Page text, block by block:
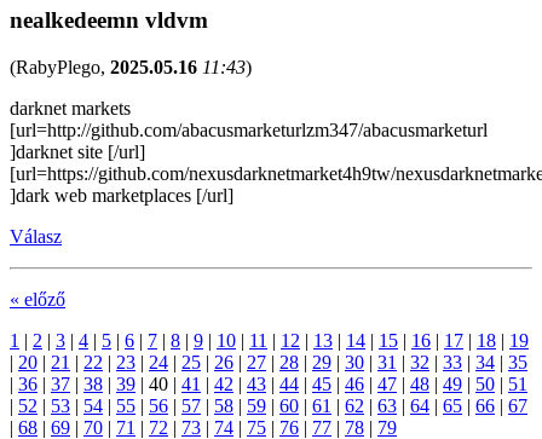
nealkedeemn vldvm
(RabyPlego, 2025.05.16 11:43)
darknet markets
[url=http://github.com/abacusmarketurlzm347/abacusmarketurl
]darknet site [/url]
[url=https://github.com/nexusdarknetmarket4h9tw/
]dark web marketplaces [/url]
Válasz
« előző
1 | 2 | 3 | 4 | 5 | 6 | 7 | 8 | 9 | 10 | 11 | 12 | 13 | 14 | 15 | 16 | 17 | 18 | 19
| 20 | 21 | 22 | 23 | 24 | 25 | 26 | 27 | 28 | 29 | 30 | 31 | 32 | 33 | 34 | 35
| 36 | 37 | 38 | 39 | 40 | 41 | 42 | 43 | 44 | 45 | 46 | 47 | 48 | 49 | 50 | 51
| 52 | 53 | 54 | 55 | 56 | 57 | 58 | 59 | 60 | 61 | 62 | 63 | 64 | 65 | 66 | 67
| 68 | 69 | 70 | 71 | 72 | 73 | 74 | 75 | 76 | 77 | 78 | 79